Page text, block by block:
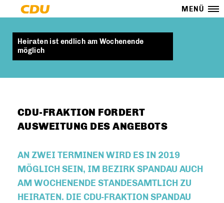
MENÜ
Heiraten ist endlich am Wochenende
möglich
CDU-FRAKTION FORDERT
AUSWEITUNG DES ANGEBOTS
AN ZWEI TERMINEN WIRD ES IN 2019
MÖGLICH SEIN, IM BEZIRK SPANDAU AUCH
AM WOCHENENDE STANDESAMTLICH ZU
HEIRATEN. DIE CDU-FRAKTION SPANDAU